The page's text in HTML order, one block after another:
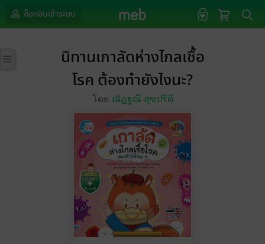
ล็อกอินเข้าระบบ
นิทานเกาลัดห่างไกลเชื้อ
โรค ต้องทำยังไงนะ?
โดย ณัฏฐณี สุขปรีดี